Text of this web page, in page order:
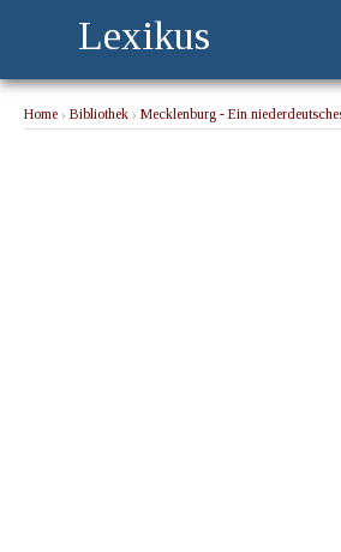
Lexikus
Home › Bibliothek › Mecklenburg - Ein